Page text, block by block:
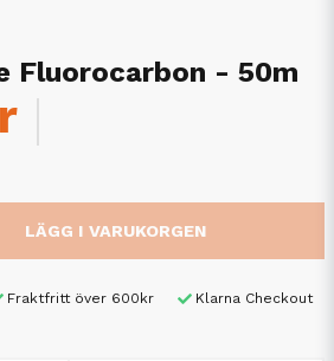
Fluorocarbon - 50m
LÄGG I VARUKORGEN
Fraktfritt över 600kr Klarna Checkout